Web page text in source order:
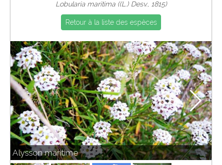
Lobularia maritima ((L.) Desv., 1815)
Retour à la liste des espèces
Alysson maritime